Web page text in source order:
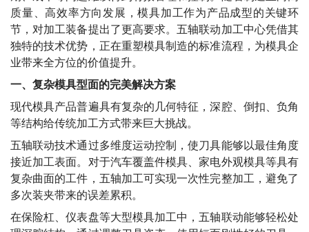
众所周知，模具行业的订单具有随机性、产品多样性，导致
模具制造的情况复杂多变。整个生产过程造成产品质量、交
期、成本等问题难以得到有效管理和控制。随着制造业向高
质量、高效率方向发展，模具加工作为产品成型的关键环
独特的技术优势，正在重塑模具制造的标准流程，为模具企
业带来全方位的价值提升。
一、复杂模具型面的完美解决方案
现代模具产品普遍具有复杂的几何特征，深腔、倒扣、负角
等结构给传统加工方式带来巨大挑战。
五轴联动技术通过多维度运动控制，使刀具能够以最佳角度
接近加工表面。对于汽车覆盖件模具、家电外观模具等具有